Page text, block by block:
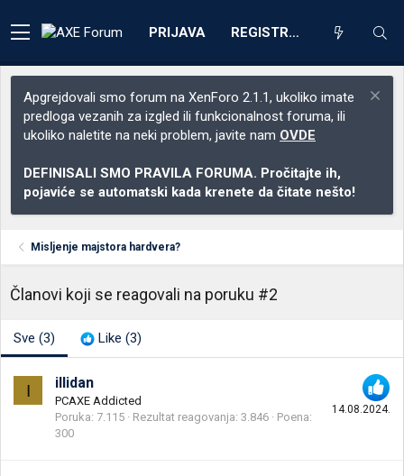
PRIJAVA REGISTRACIJA
Apgrejdovali smo forum na XenForo 2.1.1, ukoliko imate
predloga vezanih za izgled ili funkcionalnost foruma, ili
ukoliko naletite na neki problem, javite nam OVDE
DEFINISALI SMO PRAVILA FORUMA. Pročitajte ih,
pojaviće se automatski kada krenete da čitate nešto!
Misljenje majstora hardvera?
Članovi koji se reagovali na poruku #2
Sve (3) Like (3)
I
14.08.2024.
illidan
PCAXE Addicted
Poruka 7.115 Rezultat reagovanja 3.846
Poena
300